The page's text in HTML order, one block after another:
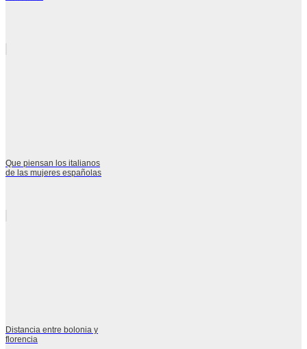
Que piensan los italianos
de las mujeres españolas
Distancia entre bolonia y
florencia